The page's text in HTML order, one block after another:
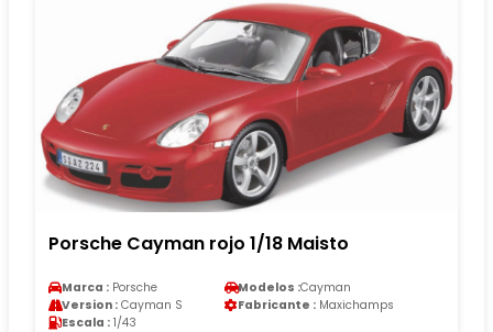
Porsche Cayman rojo 1/18 Maisto
Marca : Porsche Modelos :Cayman
Version : Cayman S Fabricante : Maxichamps
Escala : 1/43